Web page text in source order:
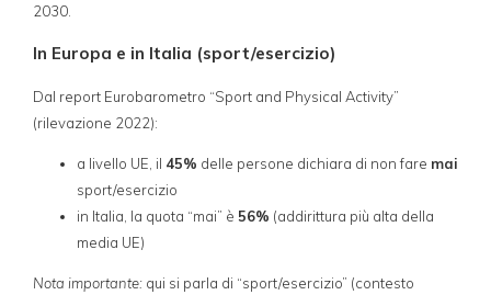
2030.
In Europa e in Italia (sport/esercizio)
Dal report Eurobarometro “Sport and Physical Activity”
(rilevazione 2022):
a livello UE, il 45% delle persone dichiara di non fare mai
sport/esercizio
in Italia, la quota “mai” è 56% (addirittura più alta della
media UE)
Nota importante: qui si parla di “sport/esercizio” (contesto